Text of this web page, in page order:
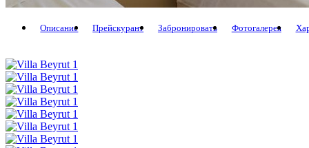
Описание Прейскурант Забронировать Фотогалерея